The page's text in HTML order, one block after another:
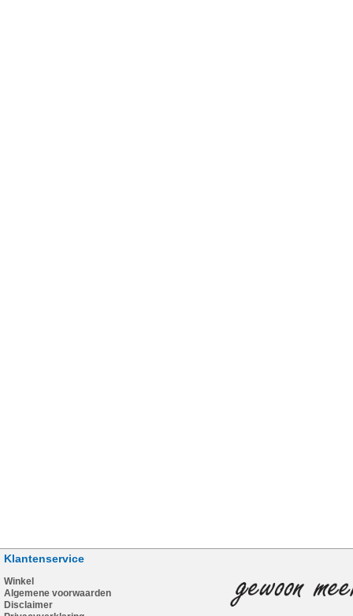
Klantenservice
Winkel
Algemene voorwaarden
Disclaimer